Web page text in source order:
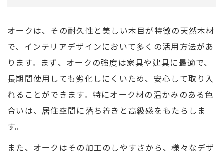
オークは、その耐久性と美しい木目が特徴の天然木材
で、インテリアデザインにおいて多くの活用方法があ
ります。まず、オークの強度は家具や建具に最適で、
長期間使用しても劣化しにくいため、安心して取り入
れることができます。特にオーク材の温かみのある色
合いは、居住空間に落ち着きと高級感をもたらしま
す。
また、オークはその加工のしやすさから、様々なデザ